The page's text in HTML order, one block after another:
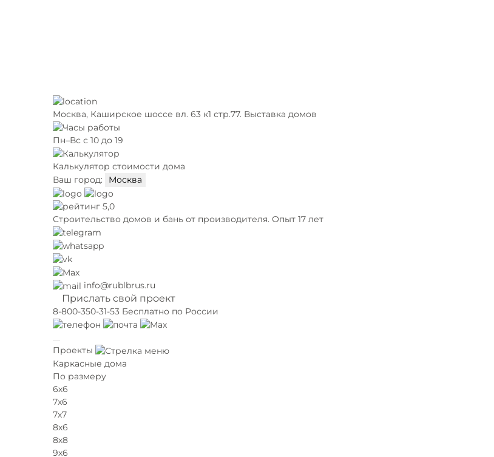
Москва, Каширское шоссе вл. 63 к1 стр.77. Выставка домов
Пн–Вс с 10 до 19
Калькулятор стоимости дома
Ваш город:
Москва
5,0
Строительство домов и бань от производителя. Опыт 17 лет
info@rublbrus.ru
Прислать свой проект
8-800-350-31-53 Бесплатно по России
Проекты
Каркасные дома
По размеру
6х6
7х6
7х7
8х6
8х8
9х6